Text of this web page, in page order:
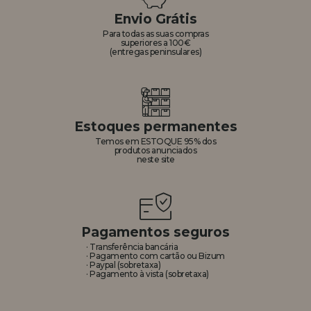
REGISTRO DE REVENDEDOR
Envio Grátis
Para todas as suas compras
superiores a 100€
(entregas peninsulares)
Estoques permanentes
Temos em ESTOQUE 95% dos
produtos anunciados
neste site
Pagamentos seguros
· Transferência bancária
· Pagamento com cartão ou Bizum
· Paypal (sobretaxa)
· Pagamento à vista (sobretaxa)